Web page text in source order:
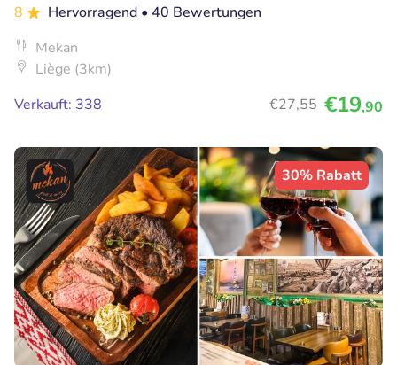
8
Hervorragend • 40 Bewertungen
Mekan
Liège (3km)
Verkauft: 338
€27,55 €19,90
30% Rabatt